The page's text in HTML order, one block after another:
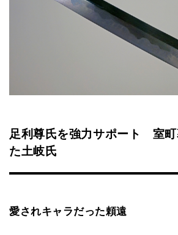
足利尊氏を強力サポート 室町
た土岐氏
愛されキャラだった頼遠